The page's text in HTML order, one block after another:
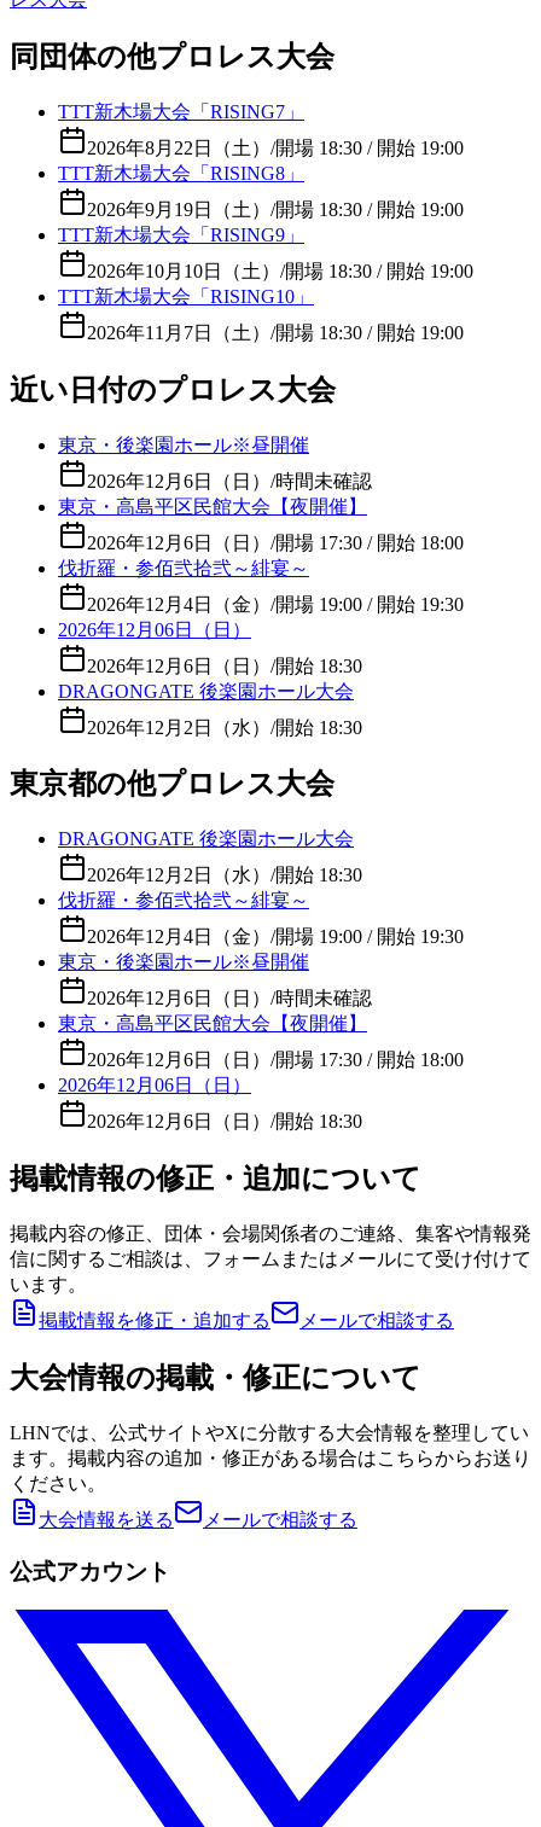
同団体の他プロレス大会
TTT新木場大会「RISING7」
2026年8月22日（土） /開場 18:30 / 開始 19:00
TTT新木場大会「RISING8」
2026年9月19日（土） /開場 18:30 / 開始 19:00
TTT新木場大会「RISING9」
2026年10月10日（土） /開場 18:30 / 開始 19:00
TTT新木場大会「RISING10」
2026年11月7日（土） /開場 18:30 / 開始 19:00
近い日付のプロレス大会
東京・後楽園ホール※昼開催
2026年12月6日（日） /時間未確認
東京・高島平区民館大会【夜開催】
2026年12月6日（日） /開場 17:30 / 開始 18:00
伐折羅・参佰弐拾弐～緋宴～
2026年12月4日（金） /開場 19:00 / 開始 19:30
2026年12月06日（日）
2026年12月6日（日） /開始 18:30
DRAGONGATE 後楽園ホール大会
2026年12月2日（水） /開始 18:30
東京都の他プロレス大会
DRAGONGATE 後楽園ホール大会
2026年12月2日（水） /開始 18:30
伐折羅・参佰弐拾弐～緋宴～
2026年12月4日（金） /開場 19:00 / 開始 19:30
東京・後楽園ホール※昼開催
2026年12月6日（日） /時間未確認
東京・高島平区民館大会【夜開催】
2026年12月6日（日） /開場 17:30 / 開始 18:00
2026年12月06日（日）
2026年12月6日（日） /開始 18:30
掲載情報の修正・追加について
掲載内容の修正、団体・会場関係者のご連絡、集客や情報発
信に関するご相談は、フォームまたはメールにて受け付けて
います。
掲載情報を修正・追加する
メールで相談する
大会情報の掲載・修正について
LHNでは、公式サイトやXに分散する大会情報を整理してい
ます。掲載内容の追加・修正がある場合はこちらからお送り
ください。
大会情報を送る
メールで相談する
公式アカウント